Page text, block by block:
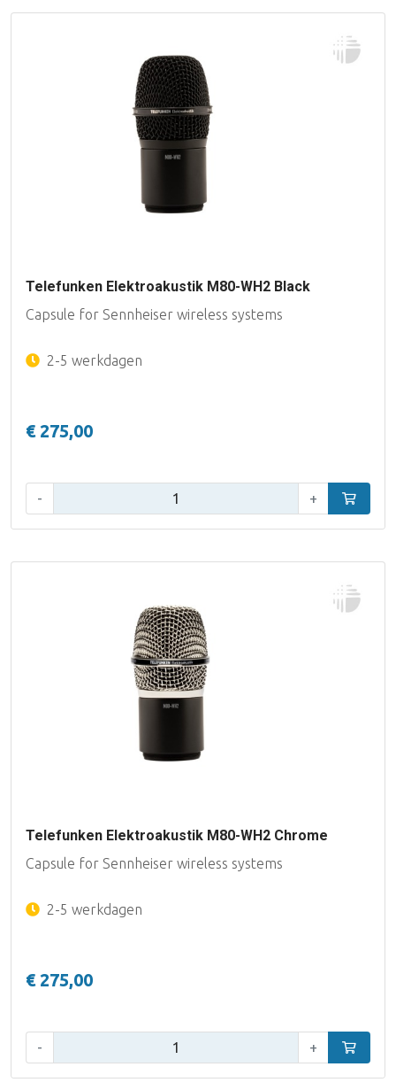
Telefunken Elektroakustik M80-WH2 Black
Capsule for Sennheiser wireless systems
2-5 werkdagen
€ 275,00
- + In
Telefunken Elektroakustik M80-WH2 Chrome
Capsule for Sennheiser wireless systems
2-5 werkdagen
€ 275,00
- + In